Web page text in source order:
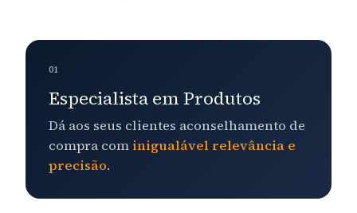
01
Especialista em Produtos
Dá aos seus clientes aconselhamento de
compra com inigualável relevância e
precisão.